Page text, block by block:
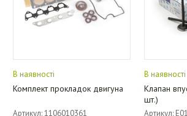
В наявності
Комплект прокладок двигуна
Артикул: 1106010361
В наявності
Клапан
шт.)
Артикул: